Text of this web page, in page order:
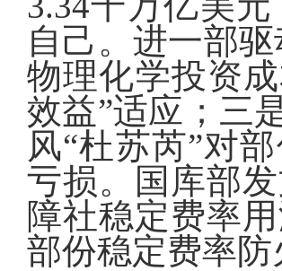
自己。进一部
物理化学投资
效益”适应；三
风“杜苏芮”对
亏损。国库部
障社稳定费率
部份稳定费率